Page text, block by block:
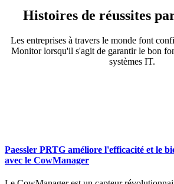
Histoires de réussites
Les entreprises à travers le monde font
Monitor lorsqu'il s'agit de garantir le bon
systèmes IT.
Paessler PRTG améliore l'efficacité et le
avec le CowManager